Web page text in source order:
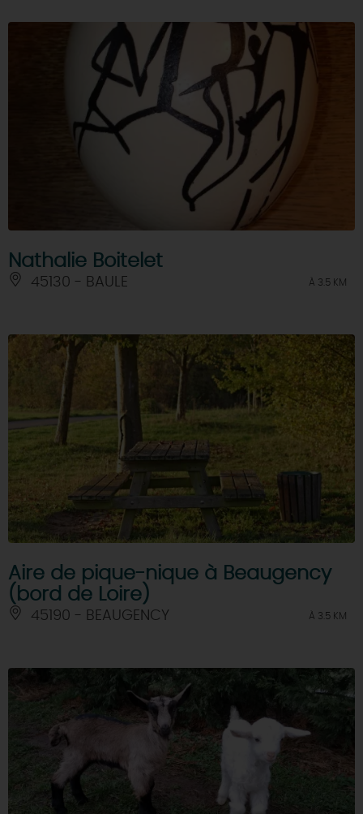
Nathalie Boitelet
45130 - BAULE À 3.5 KM
Aire de pique-nique à Beaugency
(bord de Loire)
45190 - BEAUGENCY À 3.5 KM